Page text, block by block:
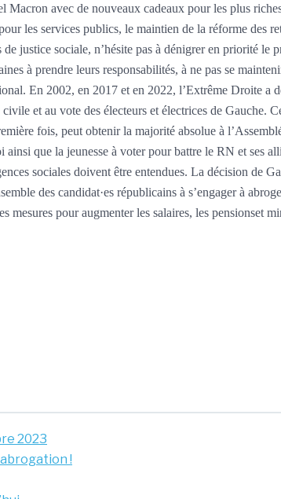
avec de nouveaux cadeaux pour les plus
les services publics, le maintien de la réforme des
justice sociale, n’hésite pas à dénigrer en priorité le
à prendre leurs responsabilités, à ne pas se
En 2002, en 2017 et en 2022, l’Extrême Droite a
et au vote des électeurs et électrices de Gauche.
fois, peut obtenir la majorité absolue à
ainsi que la jeunesse à voter pour battre le RN et ses
sociales doivent être entendues. La décision de
des candidat·es républicains à s’engager à
mesures pour augmenter les salaires, les pensionset
2023
!